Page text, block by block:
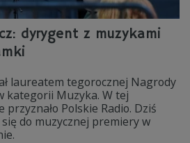
dyrygent z muzykami
laureatem tegorocznej Nagrody
kategorii Muzyka. W tej
Polskie Radio. Dziś
do muzycznej premiery w